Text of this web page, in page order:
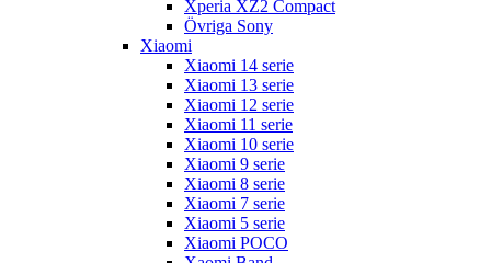
Xperia XZ2 Compact
Övriga Sony
Xiaomi
Xiaomi 14 serie
Xiaomi 13 serie
Xiaomi 12 serie
Xiaomi 11 serie
Xiaomi 10 serie
Xiaomi 9 serie
Xiaomi 8 serie
Xiaomi 7 serie
Xiaomi 5 serie
Xiaomi POCO